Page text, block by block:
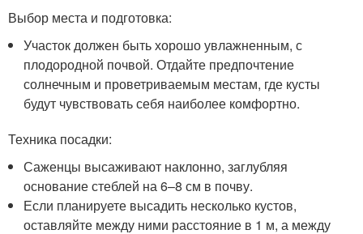
Выбор места и подготовка:
Участок должен быть хорошо увлажненным, с
плодородной почвой. Отдайте предпочтение
солнечным и проветриваемым местам, где кусты
будут чувствовать себя наиболее комфортно.
Техника посадки:
Саженцы высаживают наклонно, заглубляя
основание стеблей на 6–8 см в почву.
Если планируете высадить несколько кустов,
оставляйте между ними расстояние в 1 м, а между